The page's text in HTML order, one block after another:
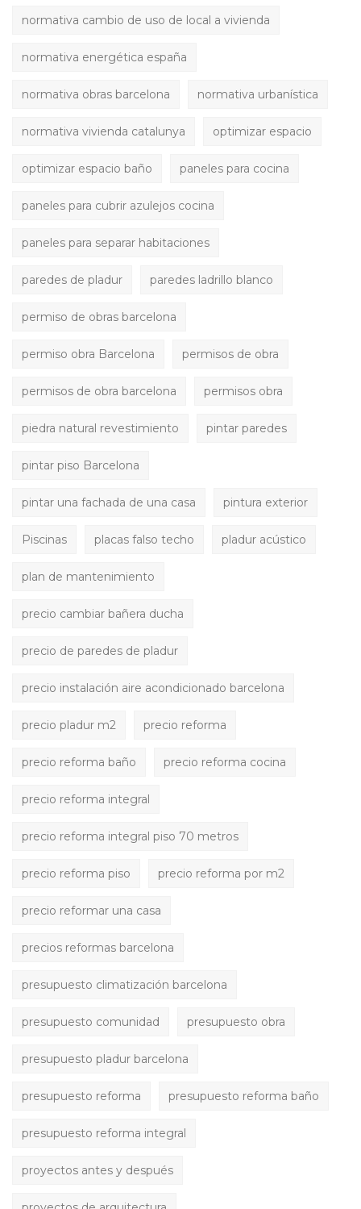
normativa cambio de uso de local a vivienda
normativa energética españa
normativa obras barcelona normativa urbanística
normativa vivienda catalunya optimizar espacio
optimizar espacio baño paneles para cocina
paneles para cubrir azulejos cocina
paneles para separar habitaciones
paredes de pladur paredes ladrillo blanco
permiso de obras barcelona
permiso obra Barcelona permisos de obra
permisos de obra barcelona permisos obra
piedra natural revestimiento pintar paredes
pintar piso Barcelona
pintar una fachada de una casa pintura exterior
Piscinas placas falso techo pladur acústico
plan de mantenimiento
precio cambiar bañera ducha
precio de paredes de pladur
precio instalación aire acondicionado barcelona
precio pladur m2 precio reforma
precio reforma baño precio reforma cocina
precio reforma integral
precio reforma integral piso 70 metros
precio reforma piso precio reforma por m2
precio reformar una casa
precios reformas barcelona
presupuesto climatización barcelona
presupuesto comunidad presupuesto obra
presupuesto pladur barcelona
presupuesto reforma presupuesto reforma baño
presupuesto reforma integral
proyectos antes y después